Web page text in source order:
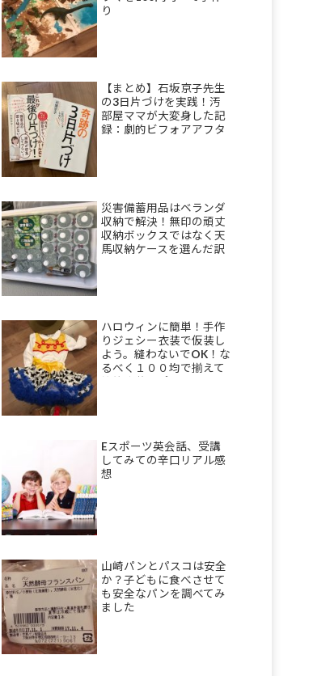
り
【まとめ】石坂京子先生
の3日片づけを実践！汚
部屋ママが大変身した記
録：劇的ビフォアアフタ
災害備蓄用品はベランダ
収納で解決！無印の頑丈
収納ボックスではなく天
馬収納ケースを選んだ訳
ハロウィンに簡単！手作
りジェシー衣装で仮装し
よう。縫わないでOK！な
るべく１００均で揃えて
Eスポーツ英会話、受講
してみての辛口リアル感
想
山崎パンとパスコは安全
か？子どもに食べさせて
も安全なパンを調べてみ
ました